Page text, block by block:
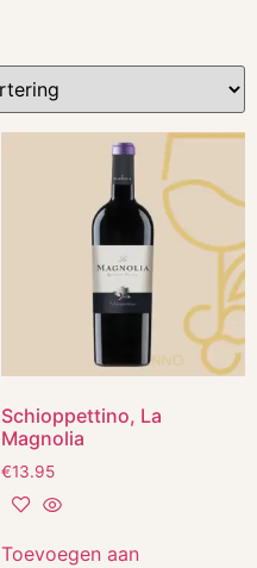
Schioppettino, La
Magnolia
€13.95
Toevoegen aan